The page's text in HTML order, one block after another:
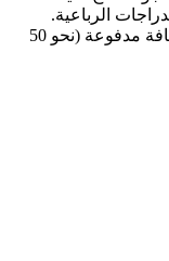
الرباعية.
الاصطحاب من الفندق في مراكش متاح كإضافة مدفوعة (نحو 50